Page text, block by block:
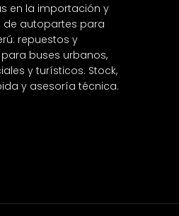
en la importación y
de autopartes para
repuestos y
buses urbanos,
y turísticos. Stock,
y asesoría técnica.